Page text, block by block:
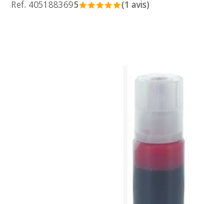
Ref. 4051883695 (1 avis)